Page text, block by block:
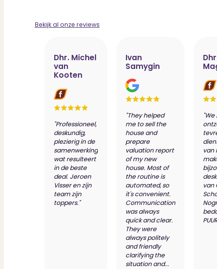
Bekijk al onze reviews
Dhr. Michel
van
Kooten
"Professioneel,
deskundig,
plezierig in de
samenwerking
wat resulteert
in de beste
deal. Jeroen
Visser en zijn
team zijn
toppers."
Ivan
Samygin
"They helped
me to sell the
house and
prepare
valuation report
of my new
house. Most of
the routine is
automated, so
it's convenient.
Communication
was always
quick and clear.
They were
always politely
and friendly
clarifying the
situation and...
"We
van
van